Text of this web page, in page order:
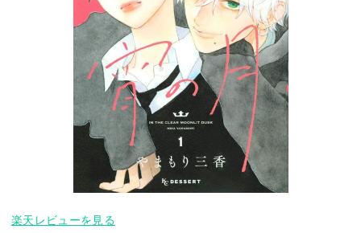
楽天レビューを見る